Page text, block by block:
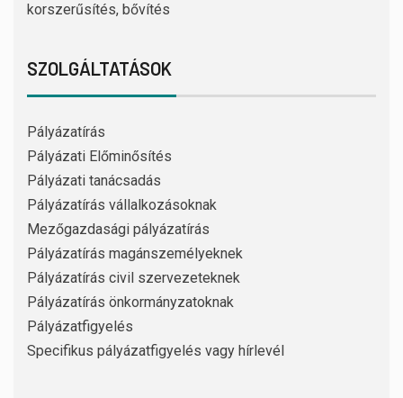
korszerűsítés, bővítés
SZOLGÁLTATÁSOK
Pályázatírás
Pályázati Előminősítés
Pályázati tanácsadás
Pályázatírás vállalkozásoknak
Mezőgazdasági pályázatírás
Pályázatírás magánszemélyeknek
Pályázatírás civil szervezeteknek
Pályázatírás önkormányzatoknak
Pályázatfigyelés
Specifikus pályázatfigyelés vagy hírlevél